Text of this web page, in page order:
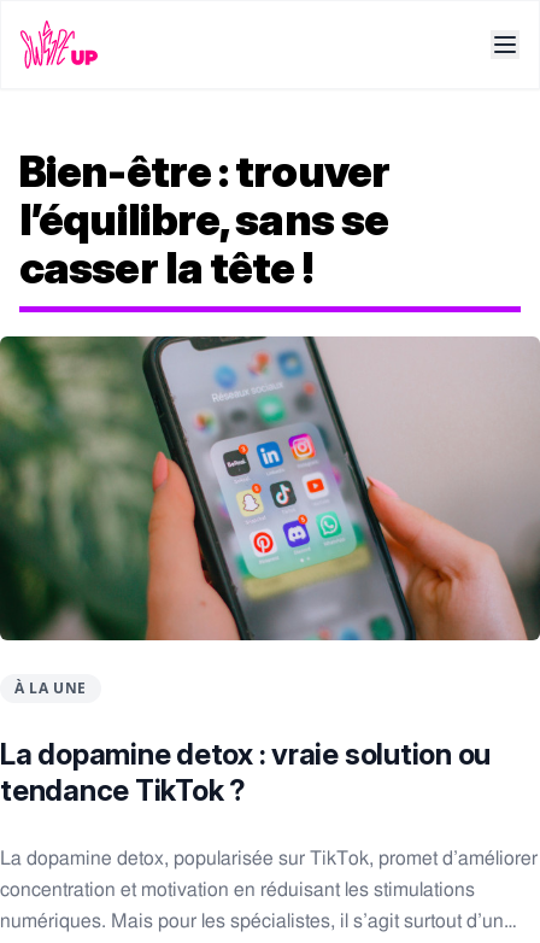
Bien-être : trouver
l’équilibre, sans se
casser la tête !
À LA UNE
La dopamine detox : vraie solution ou
tendance TikTok ?
La dopamine detox, popularisée sur TikTok, promet d’améliorer
concentration et motivation en réduisant les stimulations
numériques. Mais pour les spécialistes, il s’agit surtout d’un